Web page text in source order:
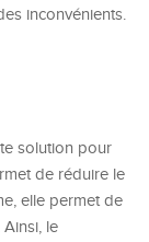
inconvénients.
solution pour
de réduire le
elle permet de
le